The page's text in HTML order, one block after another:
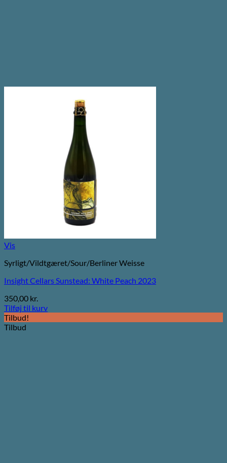
Vis
Syrligt/Vildtgæret/Sour/Berliner Weisse
Insight Cellars Sunstead: White Peach 2023
350,00 kr.
Tilføj til kurv
Tilbud!
Tilbud